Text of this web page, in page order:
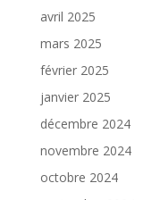
avril 2025
mars 2025
février 2025
janvier 2025
décembre 2024
novembre 2024
octobre 2024